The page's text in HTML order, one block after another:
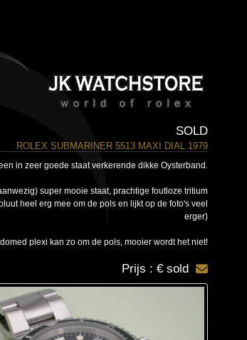
SOLD
ROLEX SUBMARINER 5513 MAXI DIAL 1979
in zeer goede staat verkerende dikke Oysterband.
super mooie staat, prachtige foutloze tritium
heel erg mee om de pols en lijkt op de foto's veel
erger)
plexi kan zo om de pols, mooier wordt het niet!
Prijs : € sold